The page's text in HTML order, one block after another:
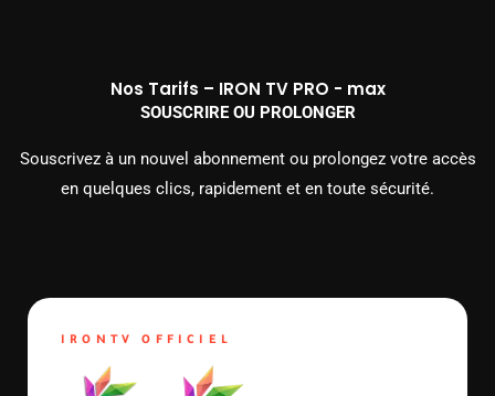
Nos Tarifs – IRON TV PRO - max
SOUSCRIRE OU PROLONGER
Souscrivez à un nouvel abonnement ou prolongez votre accès
en quelques clics, rapidement et en toute sécurité.
IRONTV OFFICIEL